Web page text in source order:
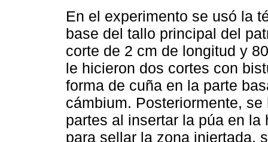
En el experimento se usó la
base del tallo principal del
corte de 2 cm de longitud y
le hicieron dos cortes con
forma de cuña en la parte
cámbium. Posteriormente,
partes al insertar la púa en
para sellar la zona injertada,